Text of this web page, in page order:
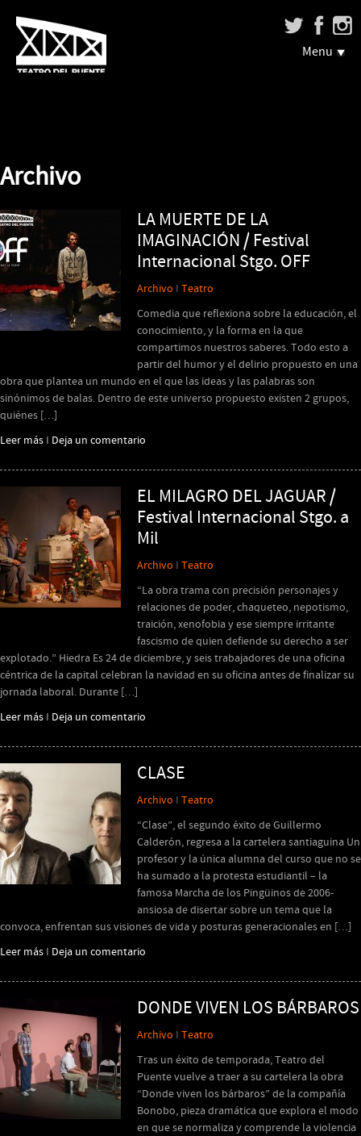
Menu
Archivo
LA MUERTE DE LA
IMAGINACIÓN / Festival
Internacional Stgo. OFF
Archivo I Teatro
Comedia que reflexiona sobre la educación, el
conocimiento, y la forma en la que
compartimos nuestros saberes. Todo esto a
partir del humor y el delirio propuesto en una
obra que plantea un mundo en el que las ideas y las palabras son
sinónimos de balas. Dentro de este universo propuesto existen 2 grupos,
quiénes […]
Leer más I Deja un comentario
EL MILAGRO DEL JAGUAR /
Festival Internacional Stgo. a
Mil
Archivo I Teatro
“La obra trama con precisión personajes y
relaciones de poder, chaqueteo, nepotismo,
traición, xenofobia y ese siempre irritante
fascismo de quien defiende su derecho a ser
explotado.” Hiedra Es 24 de diciembre, y seis trabajadores de una oficina
céntrica de la capital celebran la navidad en su oficina antes de finalizar su
jornada laboral. Durante […]
Leer más I Deja un comentario
CLASE
Archivo I Teatro
“Clase”, el segundo éxito de Guillermo
Calderón, regresa a la cartelera santiaguina Un
profesor y la única alumna del curso que no se
ha sumado a la protesta estudiantil – la
famosa Marcha de los Pingüinos de 2006-
ansiosa de disertar sobre un tema que la
convoca, enfrentan sus visiones de vida y posturas generacionales en […]
Leer más I Deja un comentario
DONDE VIVEN LOS BÁRBAROS
Archivo I Teatro
Tras un éxito de temporada, Teatro del
Puente vuelve a traer a su cartelera la obra
“Donde viven los bárbaros” de la compañía
Bonobo, pieza dramática que explora el modo
en que se normaliza y comprende la violencia